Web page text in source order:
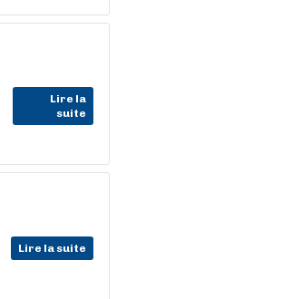
Lire la
suite
Lire la suite